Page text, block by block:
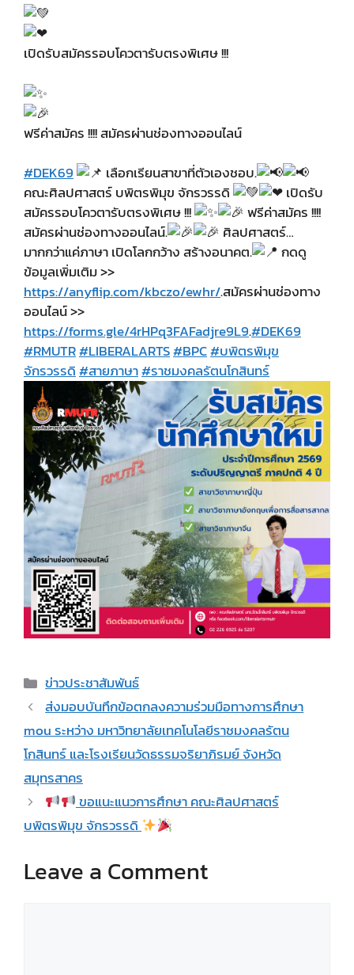
เปิดรับสมัครรอบโควตารับตรงพิเศษ !!!
ฟรีค่าสมัคร !!!! สมัครผ่านช่องทางออนไลน์
#DEK69
เลือกเรียนสาขาที่ตัวเองชอบ.
คณะศิลปศาสตร์ บพิตรพิมุข จักรวรรดิ
เปิดรับ
สมัครรอบโควตารับตรงพิเศษ !!!
ฟรีค่าสมัคร !!!!
สมัครผ่านช่องทางออนไลน์.
ศิลปศาสตร์…
มากกว่าแค่ภาษา เปิดโลกกว้าง สร้างอนาคต.
กดดู
ข้อมูลเพิ่มเติม >>
https://anyflip.com/kbczo/ewhr/.สมัครผ่านช่องทาง
ออนไลน์ >>
https://forms.gle/4rHPq3FAFadjre9L9.#DEK69
#RMUTR#LIBERALARTS#BPC#บพิตรพิมุข
จักรวรรดิ#สายภาษา#ราชมงคลรัตนโกสินทร์
Categories
ข่าวประชาสัมพันธ์
ส่งมอบบันทึกข้อตกลงความร่วมมือ​ทางการศึกษา
mou​ ระหว่าง​ มหาวิทยาลัย​เทคโนโลยี​ราช​มงคล​รั​ตน​
โกสินทร์​ และโรงเรียนวัดธรรมจริยา​ภิรมย์​ จังหวัด
สมุทรสาคร
ขอแนะแนวการศึกษา คณะศิลปศาสตร์
บพิตรพิมุข จักรวรรดิ
Leave a Comment